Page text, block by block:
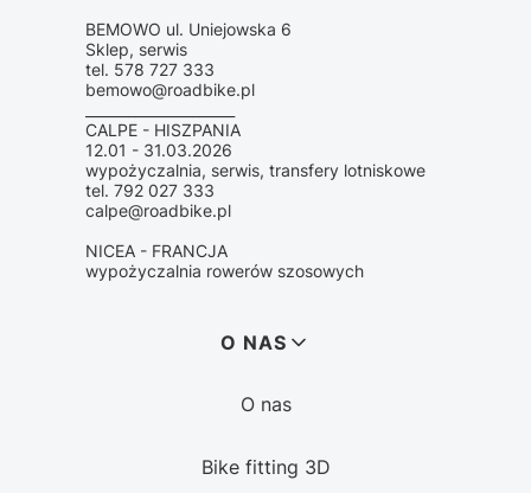
BEMOWO ul. Uniejowska 6
Sklep, serwis
tel. 578 727 333
bemowo@roadbike.pl
CALPE - HISZPANIA
12.01 - 31.03.2026
wypożyczalnia, serwis, transfery lotniskowe
tel. 792 027 333
calpe@roadbike.pl
NICEA - FRANCJA
wypożyczalnia rowerów szosowych
O NAS
O nas
Bike fitting 3D